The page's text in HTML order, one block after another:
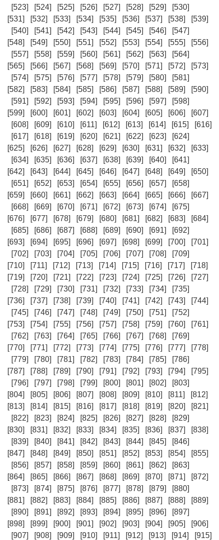
[523]
[524] [525] [526] [527] [528] [529]
[530]
[531]
[532] [533] [534] [535] [536] [537] [538]
[539]
[540]
[541] [542] [543] [544] [545] [546]
[547]
[548]
[549] [550] [551] [552] [553] [554] [555]
[556]
[557]
[558] [559] [560] [561] [562] [563]
[564]
[565]
[566] [567] [568] [569] [570] [571] [572]
[573]
[574]
[575] [576] [577] [578] [579] [580]
[581]
[582]
[583] [584] [585] [586] [587] [588] [589]
[590]
[591]
[592] [593] [594] [595] [596] [597]
[598]
[599]
[600] [601] [602] [603] [604] [605] [606]
[607]
[608]
[609] [610] [611] [612] [613] [614] [615]
[616]
[617]
[618] [619] [620] [621] [622] [623]
[624]
[625]
[626] [627] [628] [629] [630] [631] [632]
[633]
[634]
[635] [636] [637] [638] [639] [640]
[641]
[642]
[643] [644] [645] [646] [647] [648] [649]
[650]
[651]
[652] [653] [654] [655] [656] [657]
[658]
[659]
[660] [661] [662] [663] [664] [665] [666]
[667]
[668]
[669] [670] [671] [672] [673] [674]
[675]
[676]
[677] [678] [679] [680] [681] [682] [683]
[684]
[685]
[686] [687] [688] [689] [690] [691]
[692]
[693]
[694] [695] [696] [697] [698] [699] [700]
[701]
[702]
[703] [704] [705] [706] [707] [708]
[709]
[710]
[711] [712] [713] [714] [715] [716] [717]
[718]
[719]
[720] [721] [722] [723] [724] [725] [726]
[727]
[728]
[729] [730] [731] [732] [733] [734]
[735]
[736]
[737] [738] [739] [740] [741] [742] [743]
[744]
[745]
[746] [747] [748] [749] [750] [751]
[752]
[753]
[754] [755] [756] [757] [758] [759] [760]
[761]
[762]
[763] [764] [765] [766] [767] [768]
[769]
[770]
[771] [772] [773] [774] [775] [776] [777]
[778]
[779]
[780] [781] [782] [783] [784] [785]
[786]
[787]
[788] [789] [790] [791] [792] [793] [794]
[795]
[796]
[797] [798] [799] [800] [801] [802]
[803]
[804]
[805] [806] [807] [808] [809] [810] [811]
[812]
[813]
[814] [815] [816] [817] [818] [819] [820]
[821]
[822]
[823] [824] [825] [826] [827] [828]
[829]
[830]
[831] [832] [833] [834] [835] [836] [837]
[838]
[839]
[840] [841] [842] [843] [844] [845]
[846]
[847]
[848] [849] [850] [851] [852] [853] [854]
[855]
[856]
[857] [858] [859] [860] [861] [862]
[863]
[864]
[865] [866] [867] [868] [869] [870] [871]
[872]
[873]
[874] [875] [876] [877] [878] [879]
[880]
[881]
[882] [883] [884] [885] [886] [887] [888]
[889]
[890]
[891] [892] [893] [894] [895] [896]
[897]
[898]
[899] [900] [901] [902] [903] [904] [905]
[906]
[907]
[908] [909] [910] [911] [912] [913] [914] [915]